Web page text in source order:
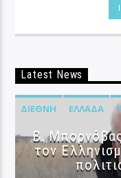
Latest News
ΔΙΕΘΝΉ ΕΛΛΆΔΑ
B.
τον